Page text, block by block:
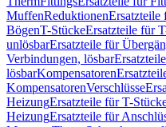
MuffenReduktionenErsatzteile
BögenT-StückeErsatzteile für
unlösbarErsatzteile für
Verbindungen, lösbar
lösbarKompensatoren
KompensatorenVerschlüsse
HeizungErsatzteile für T-
HeizungErsatzteile für